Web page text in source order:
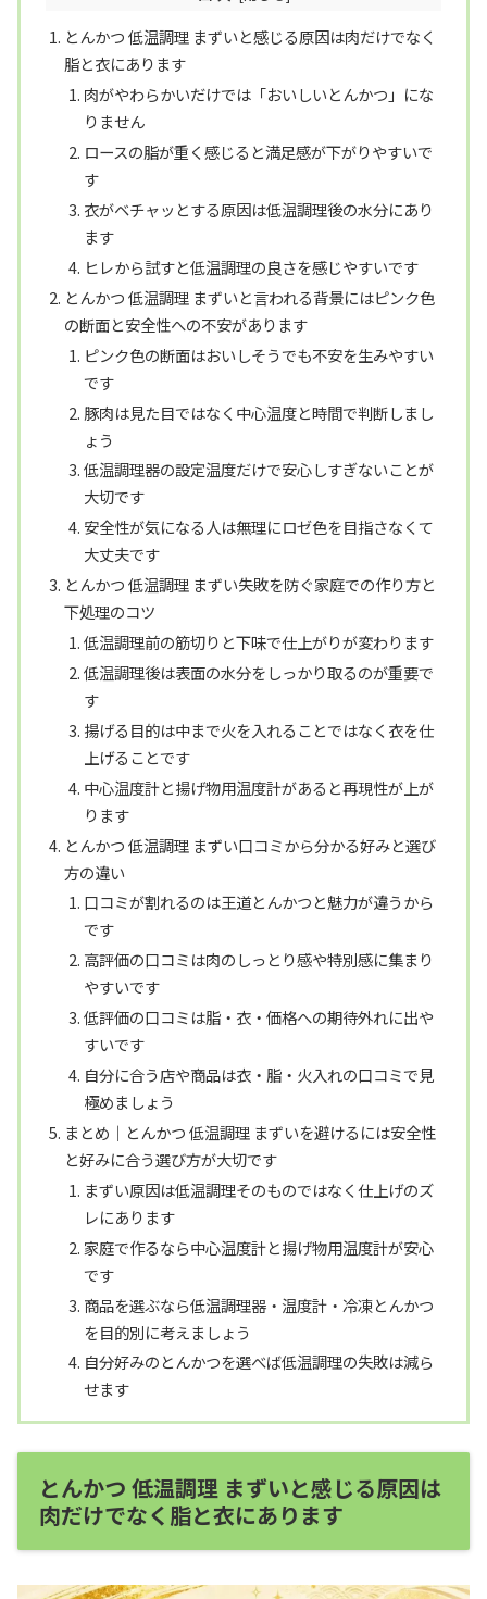
とんかつ 低温調理 まずいと感じる原因は肉だけでなく
脂と衣にあります
肉がやわらかいだけでは「おいしいとんかつ」にな
りません
ロースの脂が重く感じると満足感が下がりやすいで
す
衣がベチャッとする原因は低温調理後の水分にあり
ます
ヒレから試すと低温調理の良さを感じやすいです
とんかつ 低温調理 まずいと言われる背景にはピンク色
の断面と安全性への不安があります
ピンク色の断面はおいしそうでも不安を生みやすい
です
豚肉は見た目ではなく中心温度と時間で判断しまし
ょう
低温調理器の設定温度だけで安心しすぎないことが
大切です
安全性が気になる人は無理にロゼ色を目指さなくて
大丈夫です
とんかつ 低温調理 まずい失敗を防ぐ家庭での作り方と
下処理のコツ
低温調理前の筋切りと下味で仕上がりが変わります
低温調理後は表面の水分をしっかり取るのが重要で
す
揚げる目的は中まで火を入れることではなく衣を仕
上げることです
中心温度計と揚げ物用温度計があると再現性が上が
ります
とんかつ 低温調理 まずい口コミから分かる好みと選び
方の違い
口コミが割れるのは王道とんかつと魅力が違うから
です
高評価の口コミは肉のしっとり感や特別感に集まり
やすいです
低評価の口コミは脂・衣・価格への期待外れに出や
すいです
自分に合う店や商品は衣・脂・火入れの口コミで見
極めましょう
まとめ｜とんかつ 低温調理 まずいを避けるには安全性
と好みに合う選び方が大切です
まずい原因は低温調理そのものではなく仕上げのズ
レにあります
家庭で作るなら中心温度計と揚げ物用温度計が安心
です
商品を選ぶなら低温調理器・温度計・冷凍とんかつ
を目的別に考えましょう
自分好みのとんかつを選べば低温調理の失敗は減ら
せます
とんかつ 低温調理 まずいと感じる原因は
肉だけでなく脂と衣にあります